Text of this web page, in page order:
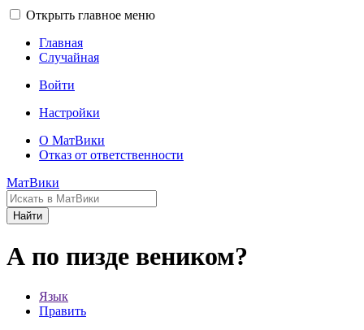
Открыть главное меню
Главная
Случайная
Войти
Настройки
О МатВики
Отказ от ответственности
МатВики
Найти
А по пизде веником?
Язык
Править